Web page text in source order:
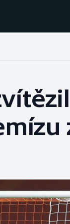
Baseball a softbal
Basketbal
Boby a skeleton
Box